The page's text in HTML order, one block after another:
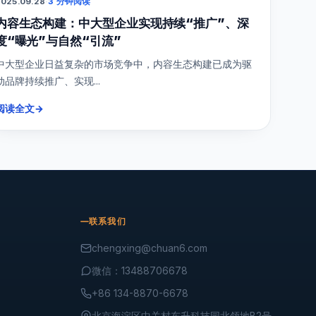
容生态构建：中大型企业实现持续“推广”、深
“曝光”与自然“引流”
大型企业日益复杂的市场竞争中，内容生态构建已成为驱
品牌持续推广、实现...
读全文→
联系我们
chengxing@chuan6.com
微信：13488706678
+86 134-8870-6678